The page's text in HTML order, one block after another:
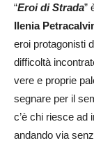
“Eroi di Strada”
Ilenia
eroi protagonisti
difficoltà
vere e proprie
segnare per il
c’è chi riesce ad
andando via